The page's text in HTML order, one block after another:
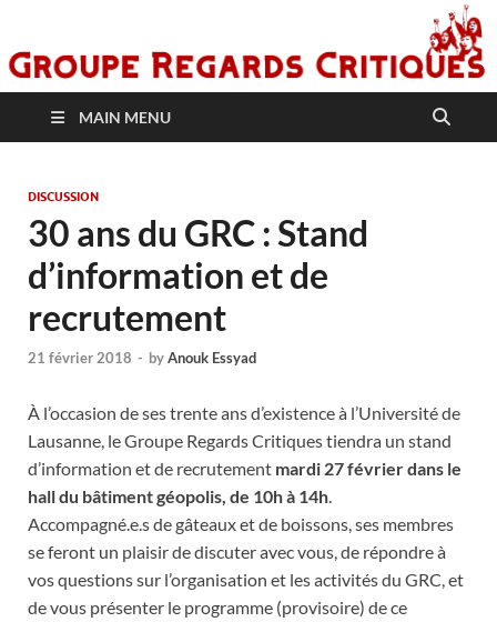
MAIN MENU
DISCUSSION
30 ans du GRC : Stand
d’information et de
recrutement
21 février 2018 - byAnouk Essyad
À l’occasion de ses trente ans d’existence à l’Université de
Lausanne, le Groupe Regards Critiques tiendra un stand
d’information et de recrutement mardi 27 février dans le
hall du bâtiment géopolis, de 10h à 14h
Accompagné.e.s de gâteaux et de boissons, ses membres
se feront un plaisir de discuter avec vous, de répondre à
vos questions sur l’organisation et les activités du GRC, et
de vous présenter le programme (provisoire) de ce